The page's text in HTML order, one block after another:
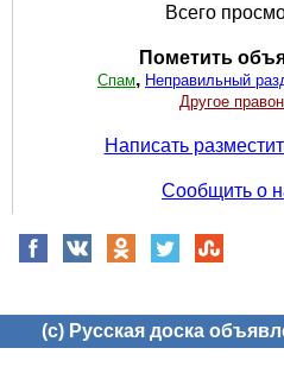
Всего
Пометить
Спам, Неправильный
Другое
Написать
Сообщить о
(c) Русская доска